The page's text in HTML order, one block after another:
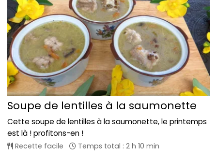
Soupe de lentilles à la saumonette
Cette soupe de lentilles à la saumonette, le printemps
est là ! profitons-en !
Recette facile Temps total : 2 h 10 min